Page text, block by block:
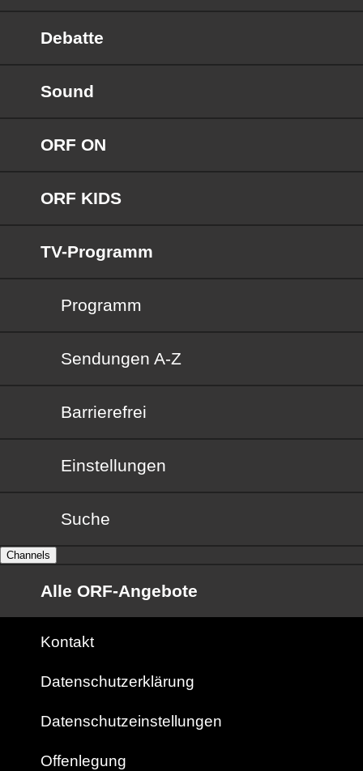
Debatte
Sound
ORF ON
ORF KIDS
TV-Programm
Programm
Sendungen von A bis Z
Sendungen A-Z
Barrierefrei
Barrierefrei
Einstellungen
Suche
Channels
Alle ORF-Angebote
Kontakt
Datenschutzerklärung
Datenschutzeinstellungen
Offenlegung